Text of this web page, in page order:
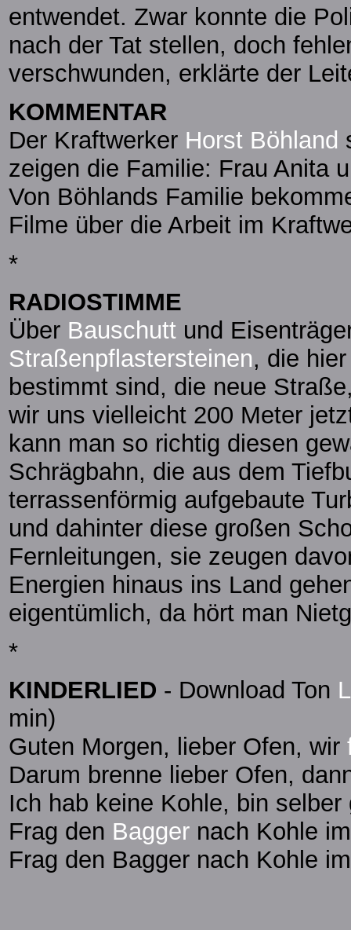
entwendet. Zwar konnte die
nach der Tat stellen, doch
verschwunden, erklärte der
KOMMENTAR
Der Kraftwerker Horst Böhland
zeigen die Familie: Frau Anita
Von Böhlands Familie
Filme über die Arbeit im
*
RADIOSTIMME
Über Bauschutt und
Straßenpflastersteinen, die
bestimmt sind, die neue
wir uns vielleicht 200 Meter
kann man so richtig diesen
Schrägbahn, die aus dem
terrassenförmig aufgebaute
und dahinter diese großen
Fernleitungen, sie zeugen
Energien hinaus ins Land
eigentümlich, da hört man
*
KINDERLIED - Download Ton
min)
Guten Morgen, lieber Ofen, wir
Darum brenne lieber Ofen,
Ich hab keine Kohle, bin selber
Frag den Bagger nach Kohle
Frag den Bagger nach Kohle